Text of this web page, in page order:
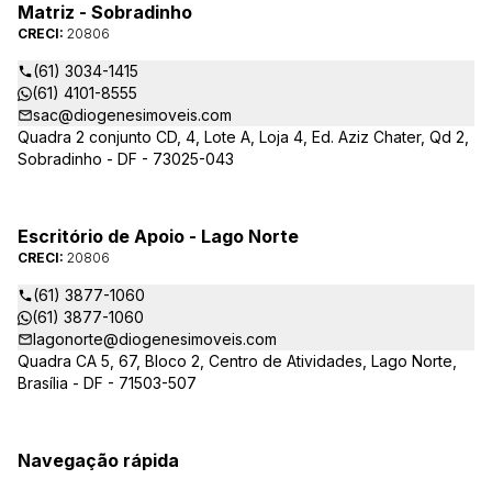
Matriz - Sobradinho
CRECI: 20806
(61) 3034-1415
(61) 4101-8555
sac@diogenesimoveis.com
Quadra 2 conjunto CD, 4, Lote A, Loja 4, Ed. Aziz Chater, Qd 2,
Sobradinho - DF - 73025-043
Escritório de Apoio - Lago Norte
CRECI: 20806
(61) 3877-1060
(61) 3877-1060
lagonorte@diogenesimoveis.com
Quadra CA 5, 67, Bloco 2, Centro de Atividades, Lago Norte,
Brasília - DF - 71503-507
Navegação rápida